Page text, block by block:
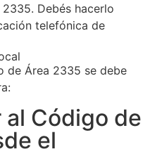
Debés hacerlo
telefónica de
de Área 2335 se debe
al Código de
el